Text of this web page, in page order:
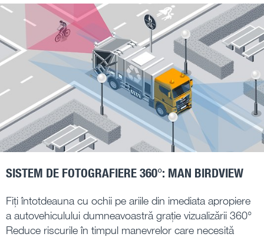
SISTEM DE FOTOGRAFIERE 360°: MAN BIRDVIEW
Fiți întotdeauna cu ochii pe ariile din imediata apropiere
a autovehiculului dumneavoastră grație vizualizării 360°
Reduce riscurile în timpul manevrelor care necesită